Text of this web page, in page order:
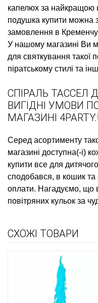
капелюх за найкращою
подушка купити можна
замовлення в
У нашому магазині Ви
для святкування такої
піратському стилі та
СПІРАЛЬ ТАССЕЛ
ВИГІДНІ УМОВИ
МАГАЗИНІ
Серед асортименту
магазині доступна(-і)
купити все для
сподобався, в кошик та
оплати. Нагадуємо, що
повітряних кульок за
СХОЖІ ТОВАРИ